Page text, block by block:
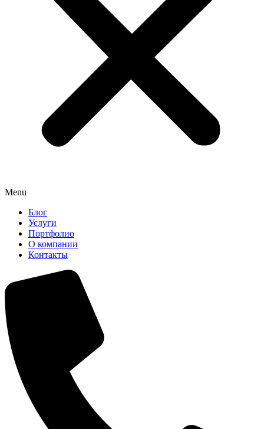
Menu
Блог
Услуги
Портфолио
О компании
Контакты